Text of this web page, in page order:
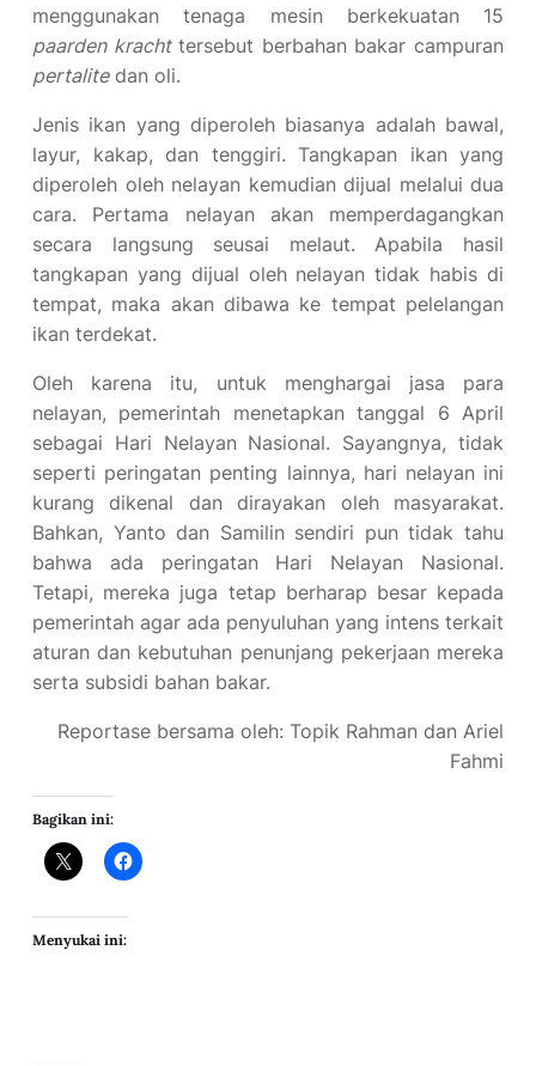
menggunakan tenaga mesin berkekuatan 15
paarden krachttersebut berbahan bakar campuran
pertalitedan oli.
Jenis ikan yang diperoleh biasanya adalah bawal,
layur, kakap, dan tenggiri. Tangkapan ikan yang
diperoleh oleh nelayan kemudian dijual melalui dua
cara. Pertama nelayan akan memperdagangkan
secara langsung seusai melaut. Apabila hasil
tangkapan yang dijual oleh nelayan tidak habis di
tempat, maka akan dibawa ke tempat pelelangan
ikan terdekat.
Oleh karena itu, untuk menghargai jasa para
nelayan, pemerintah menetapkan tanggal 6 April
sebagai Hari Nelayan Nasional. Sayangnya, tidak
seperti peringatan penting lainnya, hari nelayan ini
kurang dikenal dan dirayakan oleh masyarakat.
Bahkan, Yanto dan Samilin sendiri pun tidak tahu
bahwa ada peringatan Hari Nelayan Nasional.
Tetapi, mereka juga tetap berharap besar kepada
pemerintah agar ada penyuluhan yang intens terkait
aturan dan kebutuhan penunjang pekerjaan mereka
serta subsidi bahan bakar.
Reportase bersama oleh: Topik Rahman dan Ariel
Fahmi
Bagikan ini:
Menyukai ini: